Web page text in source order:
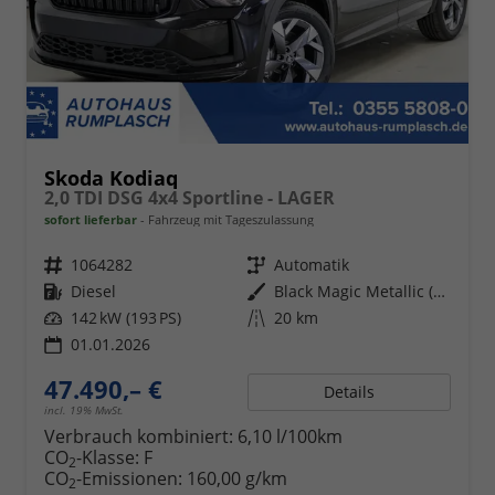
Skoda Kodiaq
2,0 TDI DSG 4x4 Sportline - LAGER
sofort lieferbar Fahrzeug mit Tageszulassung
Fahrzeugnr. 1064282 Getriebe Automatik
Kraftstoff Diesel Außenfarbe
Black Magic Metallic (1Z)
Leistung 142 kW (193 PS) Kilometerstand 20 km
01.01.2026
47.490,– €
incl. 19% MwSt.
Details
Verbrauch kombiniert: 6,10 l/100km
CO2-Klasse: F
CO2-Emissionen: 160,00 g/km